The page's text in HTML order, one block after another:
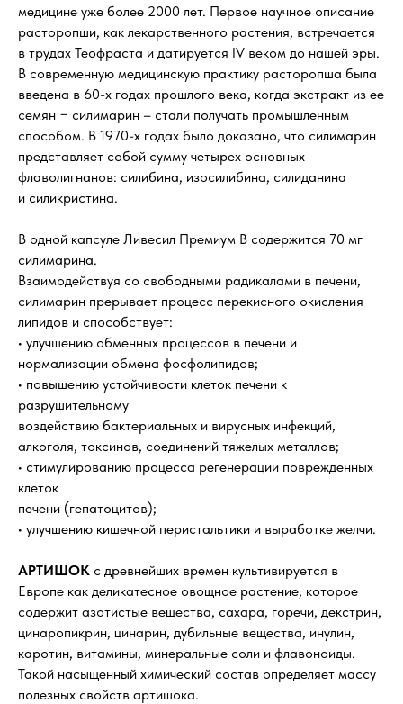
медицине уже более 2000 лет. Первое научное описание
растoропши, как лекарственного растения, встречается
в трудах Теофраста и датируется IV веком до нашей эры.
В современную медицинскую практику расторопша была
введена в 60-х годах прошлого века, когда экстракт из ее
семян − силимарин – стали получать промышленным
способом. В 1970-х годах было доказано, что силимарин
представляет собой сумму четырех основных
флаволигнанов: силибина, изосилибина, силиданина
и силикристина.
В одной капсуле Ливесил Премиум В содержится 70 мг
силимарина.
Взаимодействуя со свободными радикалами в печени,
силимарин прерывает процесс перекисного окисления
липидов и способствует:
• улучшению обменных процессов в печени и
нормализации обмена фосфолипидов;
• повышению устойчивости клеток печени к
разрушительному
воздействию бактериальных и вирусных инфекций,
алкоголя, токсинов, соединений тяжелых металлов;
• стимулированию процесса регенерации поврежденных
клеток
печени (гепатоцитов);
• улучшению кишечной перистальтики и выработке желчи.
АРТИШОК с древнейших времен культивируется в
Европе как деликатесное овощное растение, которое
содержит азотистые вещества, сахара, горечи, декстрин,
цинаропикрин, цинарин, дубильные вещества, инулин,
каротин, витамины, минеральные соли и флавоноиды.
Такой насыщенный химический состав определяет массу
полезных свойств артишока.